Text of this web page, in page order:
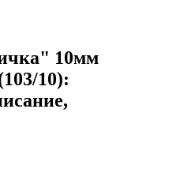
10мм
10):